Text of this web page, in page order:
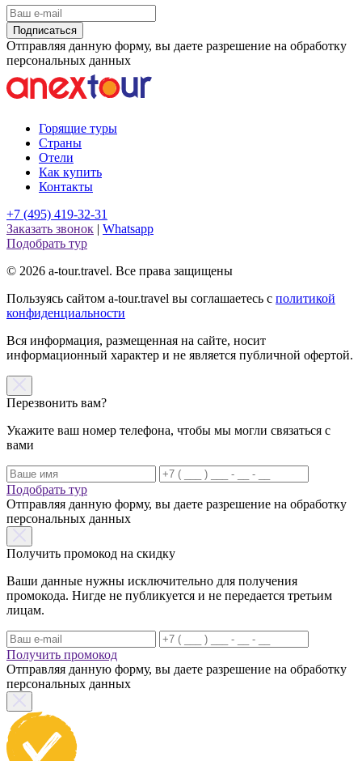
Подписаться
Отправляя данную форму, вы даете разрешение на обработку
персональных данных
Горящие туры
Страны
Отели
Как купить
Контакты
+7 (495) 419-32-31
Заказать звонок | Whatsapp
Подобрать тур
© 2026 a-tour.travel. Все права защищены
Пользуясь сайтом a-tour.travel вы соглашаетесь с политикой
конфиденциальности
Вся информация, размещенная на сайте, носит
информационный характер и не является публичной офертой.
Перезвонить вам?
Укажите ваш номер телефона, чтобы мы могли связаться с
вами
Подобрать тур
Отправляя данную форму, вы даете разрешение на обработку
персональных данных
Получить промокод на скидку
Ваши данные нужны исключительно для получения
промокода. Нигде не публикуется и не передается третьим
лицам.
Получить промокод
Отправляя данную форму, вы даете разрешение на обработку
персональных данных